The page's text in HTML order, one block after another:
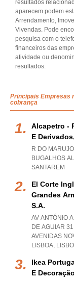
resultados
aparecem podem
Arrendamento,
Vivendas. Pode
pesquisa com o
financeiros das
atividade ou
resultados.
Principais Empresas
cobrança
Alcapetro -
E
R DO
BUGALHOS
SANTAREM
El Corte
Grandes
S.a.
AV ANTÓNIO
DE AGUIAR
AVENIDAS
LISBOA,
Ikea
E